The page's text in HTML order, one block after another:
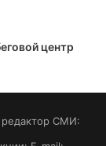
центр
редактор СМИ: